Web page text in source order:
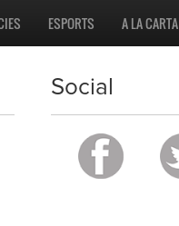
A LA CARTA
ESPORTS
Social